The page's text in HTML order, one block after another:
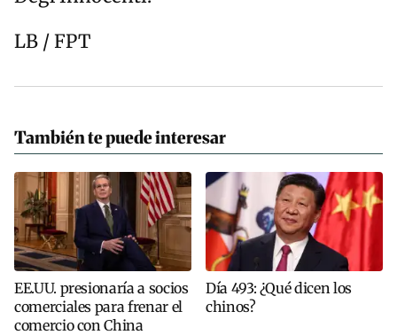
LB / FPT
También te puede interesar
EE.UU. presionaría a socios
comerciales para frenar el
comercio con China
Día 493: ¿Qué dicen los
chinos?